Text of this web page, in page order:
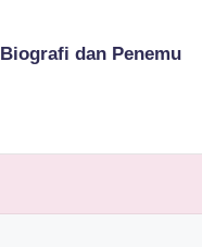
Biografi dan Penemu